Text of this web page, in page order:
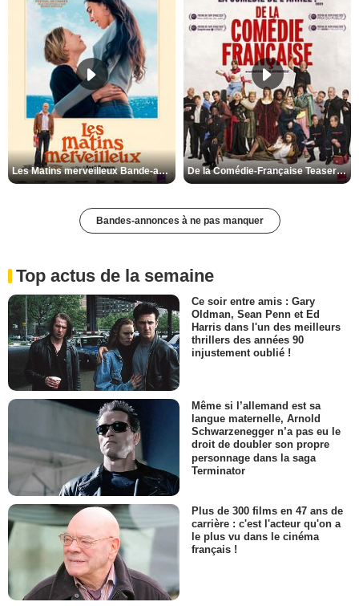
Les Matins merveilleux Bande-annonce VF De la Comédie-Française Teaser VF
Bandes-annonces à ne pas manquer
Top actus de la semaine
Ce soir entre amis : Gary
Oldman, Sean Penn et Ed
Harris dans l'un des meilleurs
thrillers des années 90
injustement oublié !
Même si l’allemand est sa
langue maternelle, Arnold
Schwarzenegger n’a pas eu le
droit de doubler son propre
personnage dans la saga
Terminator
Plus de 300 films en 47 ans de
carrière : c'est l'acteur qu'on a
le plus vu dans le cinéma
français !